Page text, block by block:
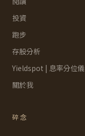
投資
跑步
存股分析
Yieldspot | 息率分位儀
關於我
碎念